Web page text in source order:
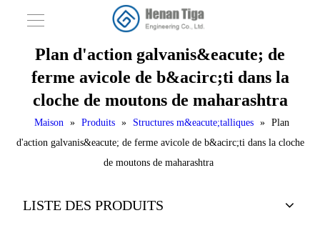
Plan d'action galvanis&eacute; de
ferme avicole de b&acirc;ti dans la
cloche de moutons de maharashtra
Maison » Produits » Structures m&eacute;talliques » Plan
d'action galvanis&eacute; de ferme avicole de b&acirc;ti dans la cloche
de moutons de maharashtra
LISTE DES PRODUITS